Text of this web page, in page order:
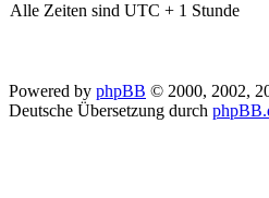
Alle Zeiten sind UTC + 1 Stunde
Powered by phpBB © 2000, 2002,
Deutsche Übersetzung durch